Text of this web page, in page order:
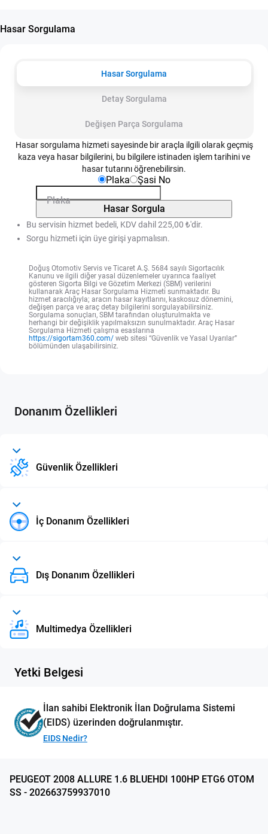
Hasar Sorgulama
Hasar Sorgulama
Detay Sorgulama
Değişen Parça Sorgulama
Hasar sorgulama hizmeti sayesinde bir araçla ilgili olarak geçmiş
kaza veya hasar bilgilerini, bu bilgilere istinaden işlem tarihini ve
hasar tutarını öğrenebilirsin.
Plaka
Şasi No
Plaka
Hasar Sorgula
Bu servisin hizmet bedeli, KDV dahil 225,00 ₺'dir.
Sorgu hizmeti için üye girişi yapmalısın.
Doğuş Otomotiv Servis ve Ticaret A.Ş. 5684 sayılı Sigortacılık
Kanunu ve ilgili diğer yasal düzenlemeler uyarınca faaliyet
gösteren Sigorta Bilgi ve Gözetim Merkezi (SBM) verilerini
kullanarak Araç Hasar Sorgulama Hizmeti sunmaktadır. Bu
hizmet aracılığıyla; aracın hasar kayıtlarını, kaskosuz dönemini,
değişen parça ve araç detay bilgilerini sorgulayabilirsiniz.
Sorgulama sonuçları, SBM tarafından oluşturulmakta ve
herhangi bir değişiklik yapılmaksızın sunulmaktadır. Araç Hasar
Sorgulama Hizmeti çalışma esaslarına
https://sigortam360.com/ web sitesi “Güvenlik ve Yasal Uyarılar”
bölümünden ulaşabilirsiniz.
Donanım Özellikleri
Güvenlik Özellikleri
İç Donanım Özellikleri
Dış Donanım Özellikleri
Multimedya Özellikleri
Yetki Belgesi
İlan sahibi Elektronik İlan Doğrulama Sistemi
(EIDS) üzerinden doğrulanmıştır.
EIDS Nedir?
PEUGEOT 2008 ALLURE 1.6 BLUEHDI 100HP ETG6 OTOM
SS - 202663759937010